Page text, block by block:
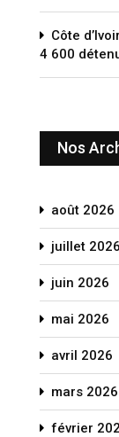
Côte
4 600
Nos
août 2026
juillet 2026
juin 2026
mai 2026
avril 2026
mars 2026
février